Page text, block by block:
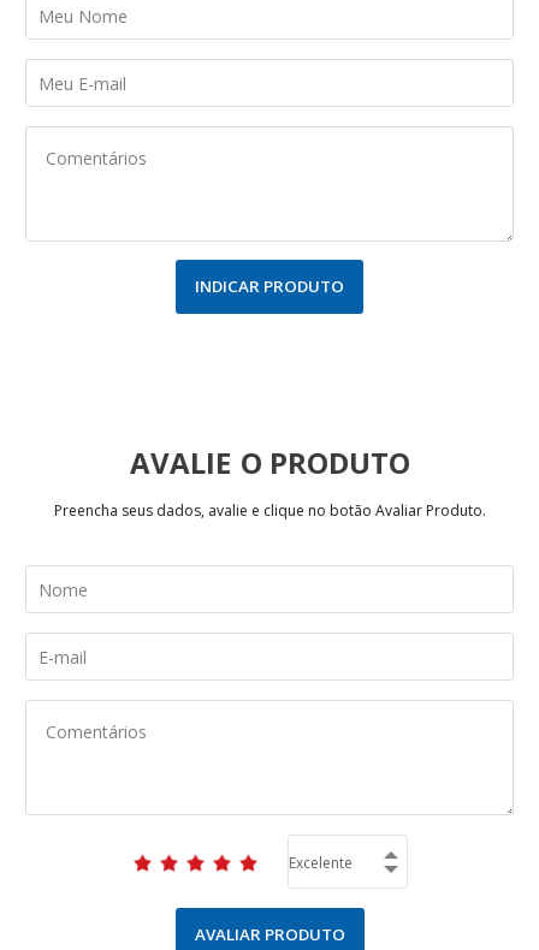
INDICAR PRODUTO
AVALIE
Preencha seus dados, avalie e clique no botão Avaliar Produto.
AVALIAR PRODUTO